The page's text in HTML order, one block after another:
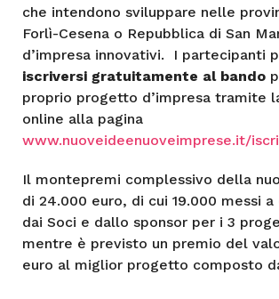
che intendono sviluppare nelle
Forlì-Cesena o Repubblica di San
d’impresa innovativi. I partecipanti
iscriversi gratuitamente al bando
proprio progetto d’impresa tramite
online alla pagina
www.nuoveideenuoveimprese.it/
Il montepremi complessivo della
di 24.000 euro, di cui 19.000 messi a
dai Soci e dallo sponsor per i 3
mentre è previsto un premio del
euro al miglior progetto composto